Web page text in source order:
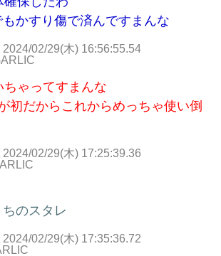
かすり傷で済んですまんな
2024/02/29(木) 16:56:55.54
ゃってすまんな
初だからこれからめっちゃ使い倒
2024/02/29(木) 17:25:39.36
のスタレ
2024/02/29(木) 17:35:36.72